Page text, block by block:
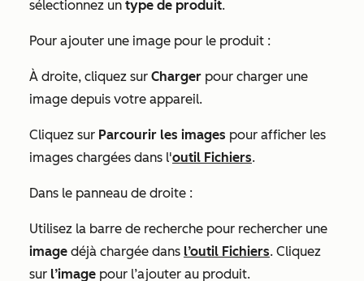
sélectionnez un type de produit.
Pour ajouter une image pour le produit :
À droite, cliquez sur Charger pour charger une
image depuis votre appareil.
Cliquez sur Parcourir les images pour afficher les
images chargées dans l'outil Fichiers.
Dans le panneau de droite :
Utilisez la barre de recherche pour rechercher une
image déjà chargée dans l’outil Fichiers. Cliquez
sur l’image pour l’ajouter au produit.